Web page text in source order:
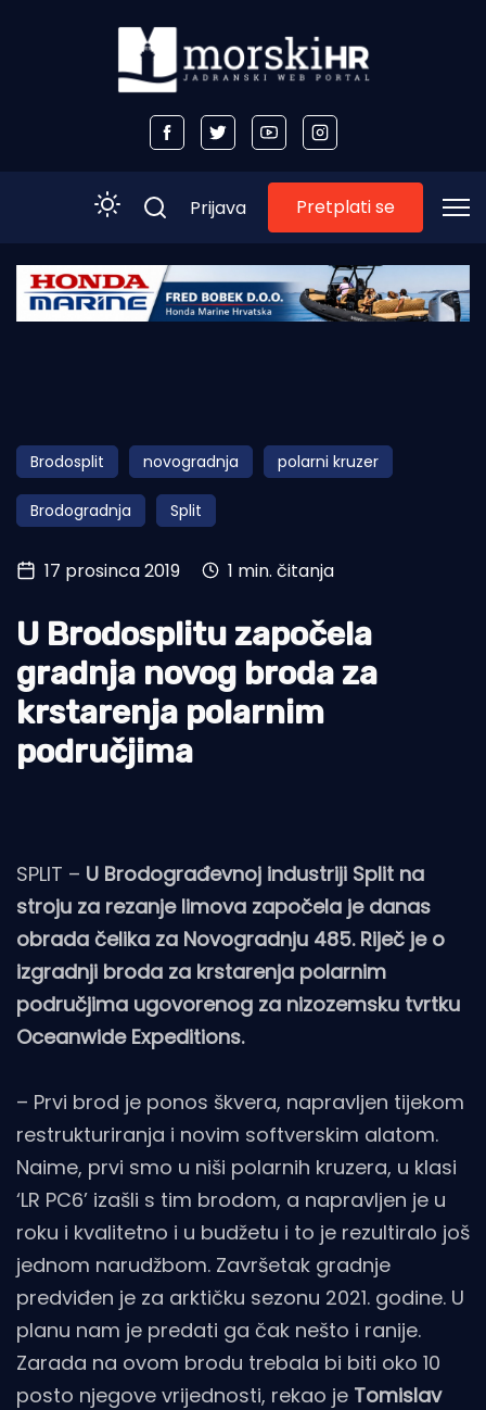
Početna
Obala
Otoci
Turizam i nautika
Pomorstvo
Ekologija
Tradicija i kultura
Prijava Pretplati se
Brodosplit novogradnja polarni kruzer
Brodogradnja Split
17 prosinca 2019 1 min. čitanja
U Brodosplitu započela
gradnja novog broda za
krstarenja polarnim
područjima
SPLIT – U Brodograđevnoj industriji Split na
stroju za rezanje limova započela je danas
obrada čelika za Novogradnju 485. Riječ je o
izgradnji broda za krstarenja polarnim
područjima ugovorenog za nizozemsku tvrtku
Oceanwide Expeditions.
– Prvi brod je ponos škvera, napravljen tijekom
restrukturiranja i novim softverskim alatom.
Naime, prvi smo u niši polarnih kruzera, u klasi
‘LR PC6’ izašli s tim brodom, a napravljen je u
roku i kvalitetno i u budžetu i to je rezultiralo još
jednom narudžbom. Završetak gradnje
predviđen je za arktičku sezonu 2021. godine. U
planu nam je predati ga čak nešto i ranije.
Zarada na ovom brodu trebala bi biti oko 10
posto njegove vrijednosti, rekao je Tomislav